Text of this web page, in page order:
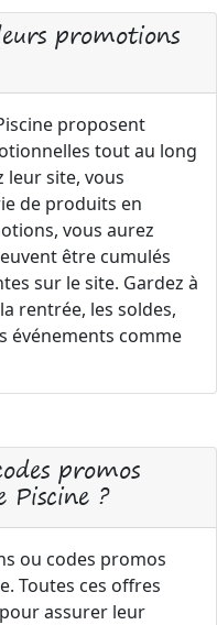
promotions
proposent
tout au long
leur site, vous
de produits en
vous aurez
être cumulés
sur le site. Gardez à
rentrée, les soldes,
événements comme
promos
Piscine ?
ou codes promos
Toutes ces offres
assurer leur